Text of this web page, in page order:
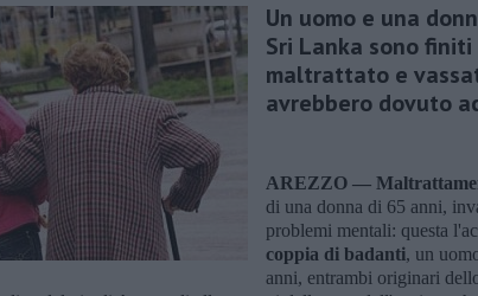
Un uomo e una
Sri Lanka sono
maltrattato e
avrebbero dovuto
AREZZO —
di una donna di 65 anni,
problemi mentali: questa
coppia di badanti, un
anni, entrambi originari